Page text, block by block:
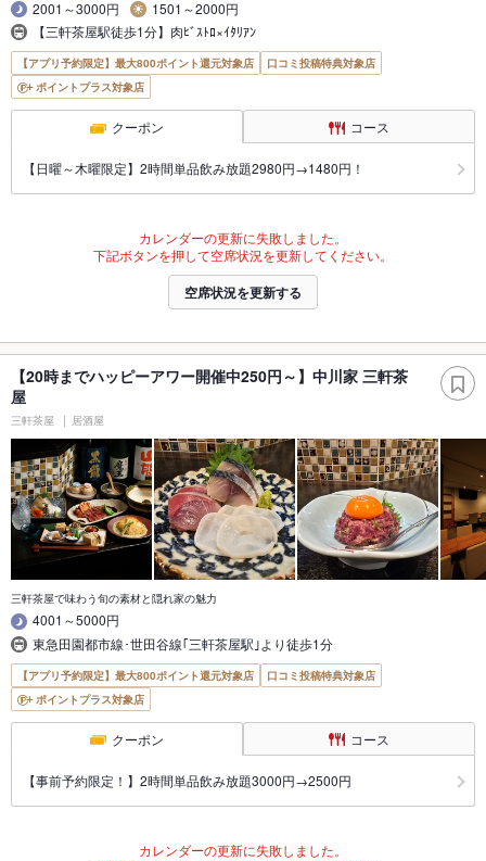
2001～3000円
1501～2000円
【三軒茶屋駅徒歩1分】肉ﾋﾞｽﾄﾛ×ｲﾀﾘｱﾝ
【アプリ予約限定】最大800ポイント還元対象店
口コミ投稿特典対象店
ポイントプラス対象店
クーポン コース
【日曜～木曜限定】2時間単品飲み放題2980円→1480円！
カレンダーの更新に失敗しました。
下記ボタンを押して空席状況を更新してください。
空席状況を更新する
【20時までハッピーアワー開催中250円～】中川家 三軒茶
屋
三軒茶屋 居酒屋
三軒茶屋で味わう旬の素材と隠れ家の魅力
4001～5000円
東急田園都市線･世田谷線｢三軒茶屋駅｣より徒歩1分
【アプリ予約限定】最大800ポイント還元対象店
口コミ投稿特典対象店
ポイントプラス対象店
クーポン コース
【事前予約限定！】2時間単品飲み放題3000円→2500円
カレンダーの更新に失敗しました。